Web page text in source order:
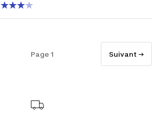
Page 1 Suivant →